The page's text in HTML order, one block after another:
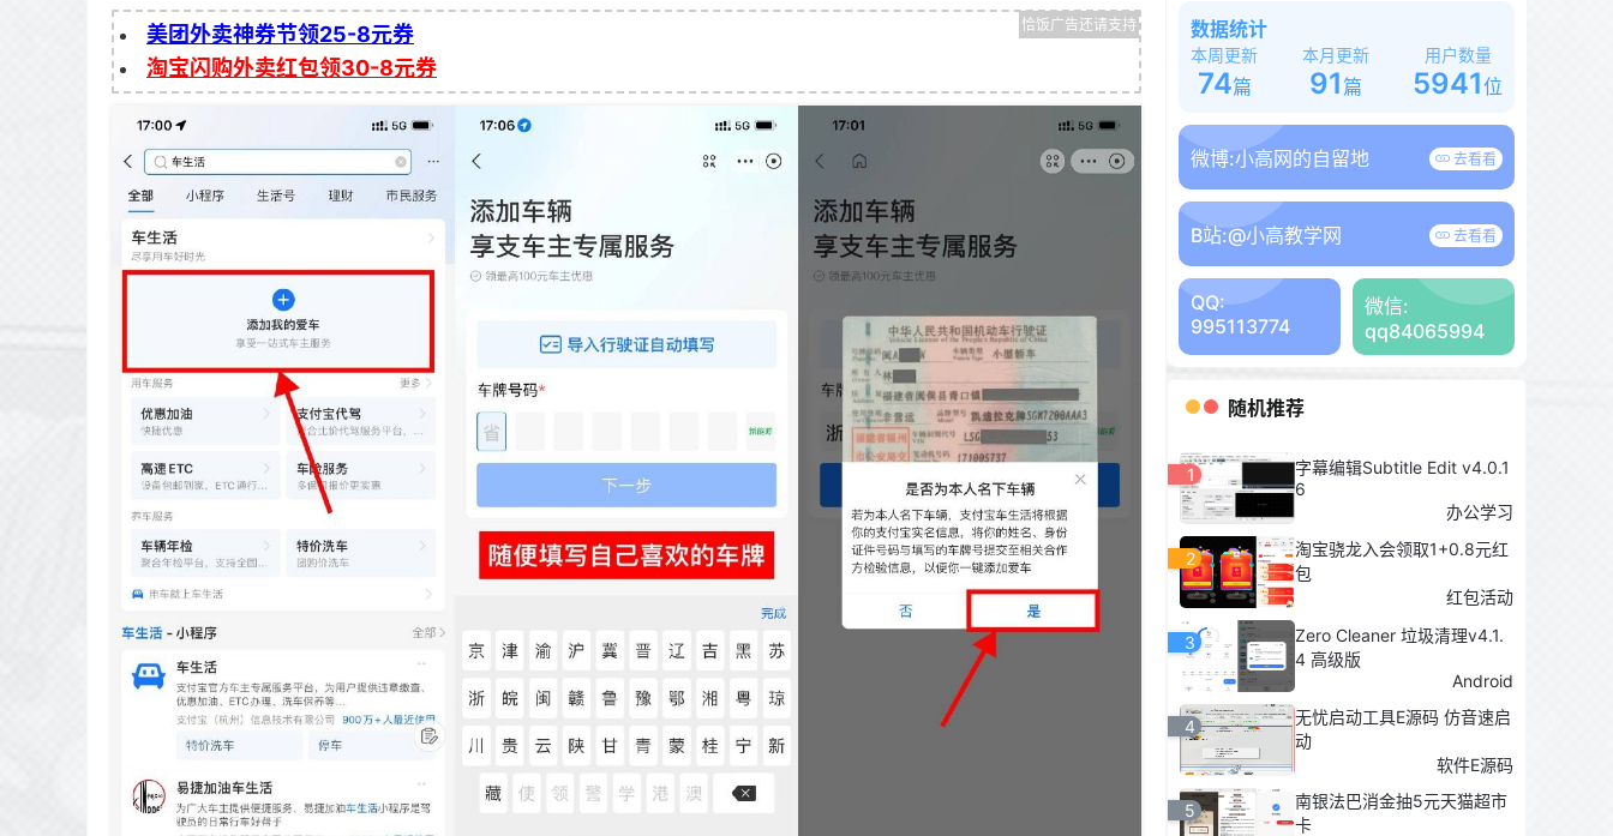
美团外卖神券节领25-8元券
淘宝闪购外卖红包领30-8元券
数据统计
本周更新
74篇
本月更新
91篇
用户数量
5941位
微博:小高网的自留地 去看看
B站:@小高教学网 去看看
QQ:
995113774
微信:
qq84065994
随机推荐
1
字幕编辑Subtitle Edit v4.0.1
6
办公学习
2
淘宝骁龙入会领取1+0.8元红
包
红包活动
3
Zero Cleaner 垃圾清理v4.1.
4 高级版
Android
4
无忧启动工具E源码 仿音速启
动
软件E源码
5
南银法巴消金抽5元天猫超市
卡